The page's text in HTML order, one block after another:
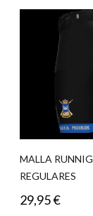
MALLA RUNNIG
REGULARES
29,95€